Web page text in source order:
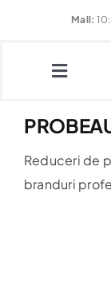
Mall:
Toggle
Restaurante
Reduceri de
branduri